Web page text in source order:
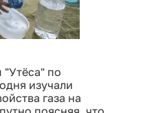
по
изучали
газа на